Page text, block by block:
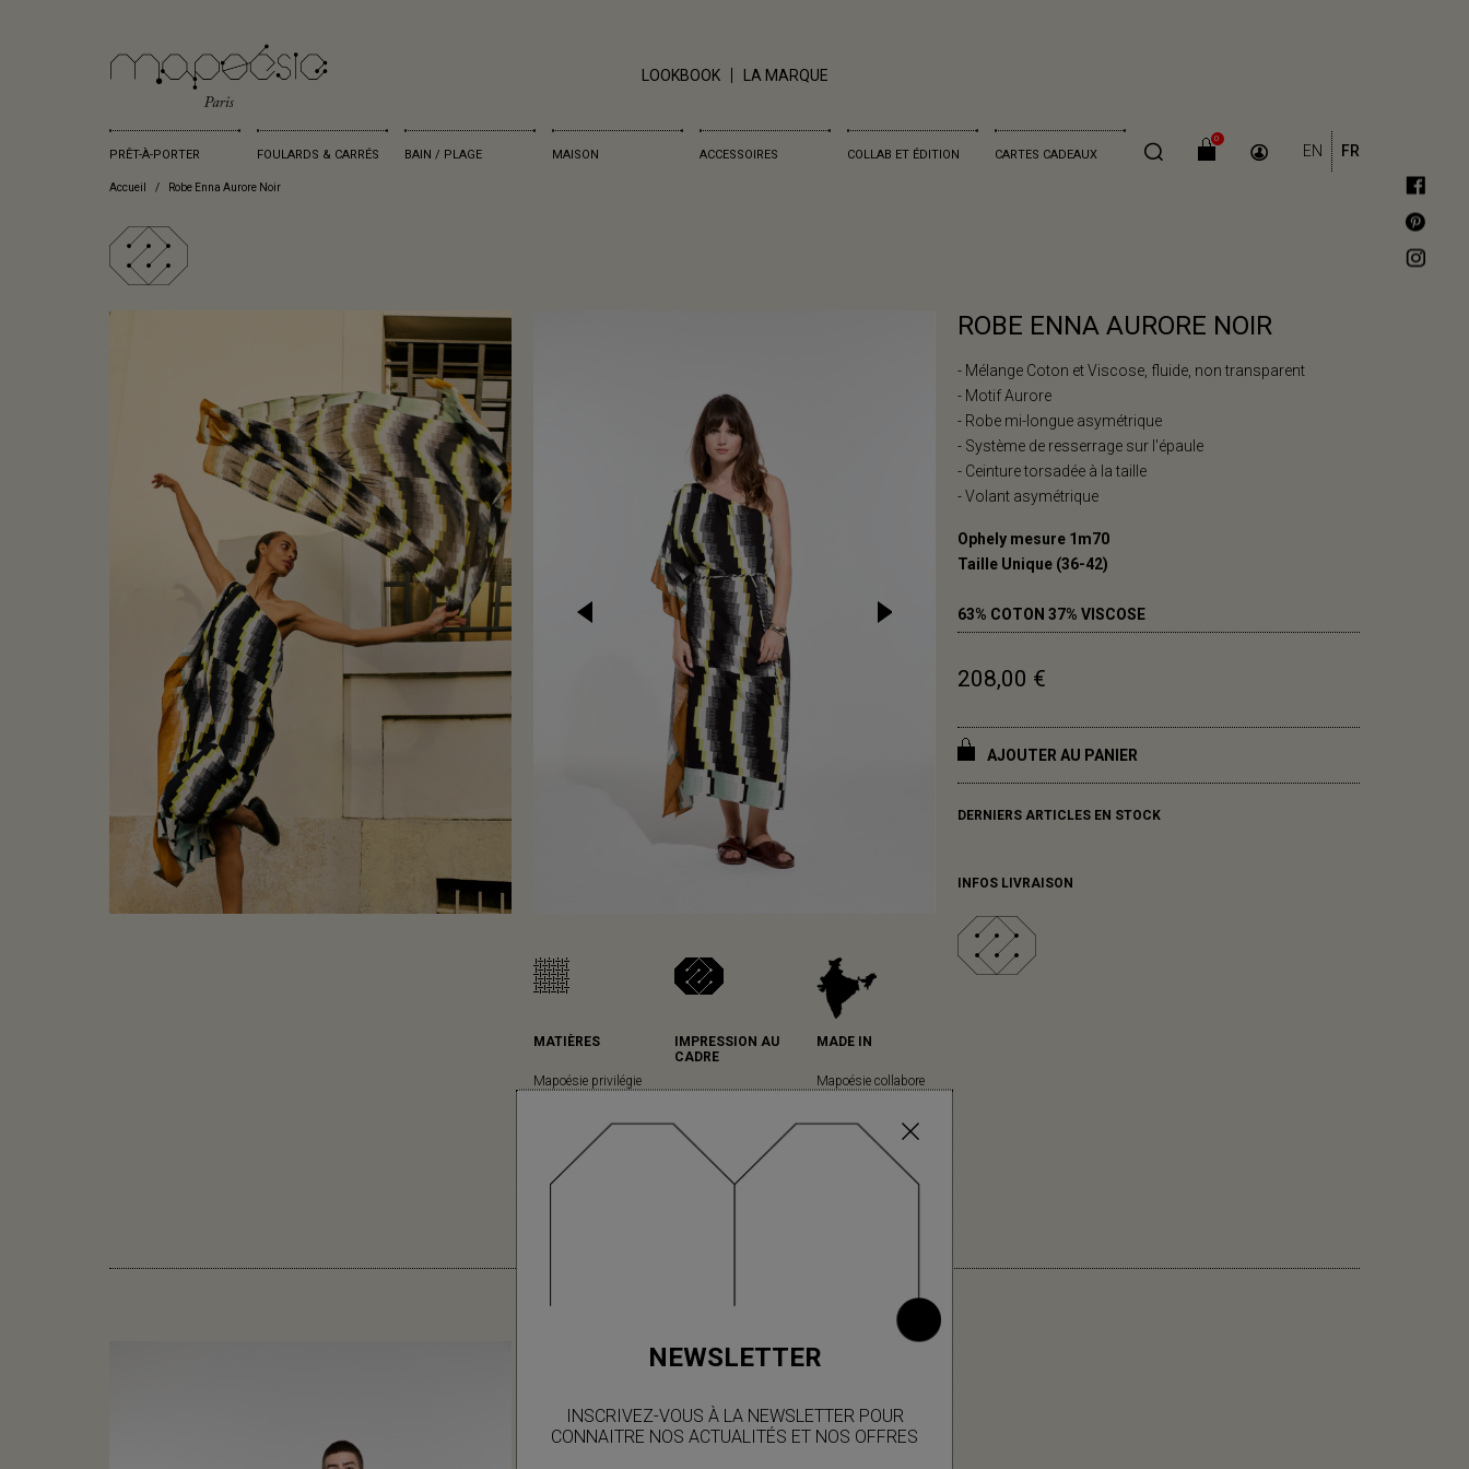
LOOKBOOK LA MARQUE
PRÊT-À-PORTER FOULARDS & CARRÉS BAIN / PLAGE MAISON ACCESSOIRES COLLAB ET ÉDITION CARTES CADEAUX
0
EN FR
NEWSLETTER
INSCRIVEZ-VOUS À LA NEWSLETTER POUR
CONNAITRE NOS ACTUALITÉS ET NOS OFFRES
Accueil Robe Enna Aurore Noir
MATIÈRES
Mapoésie privilégie
naturelles dans
l’ensemble de ses
collections... (en
savoir plus)
IMPRESSION AU
CADRE
Mapoésie a fait le
ancestrale pour sa
grande qualité
d’impression et son
MADE IN
Mapoésie collabore
locaux indiens, dans
lesquels nous avons
le plaisir d’aller
ROBE ENNA AURORE NOIR
- Mélange Coton et Viscose, fluide, non transparent
- Motif Aurore
- Robe mi-longue asymétrique
- Système de resserrage sur l'épaule
- Ceinture torsadée à la taille
- Volant asymétrique
Ophely mesure 1m70
Taille Unique (36-42)
63% COTON 37% VISCOSE
208,00 €
AJOUTER AU PANIER
DERNIERS ARTICLES EN STOCK
INFOS LIVRAISON